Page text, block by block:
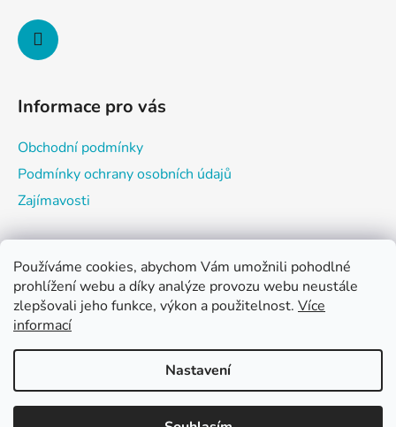
Používáme cookies, abychom Vám umožnili pohodlné
prohlížení webu a díky analýze provozu webu neustále
zlepšovali jeho funkce, výkon a použitelnost. Více
informací
Nastavení
Informace pro vás
Obchodní podmínky
Podmínky ochrany osobních údajů
Zajímavosti
Nákupní košík
Vytvořil Shoptet